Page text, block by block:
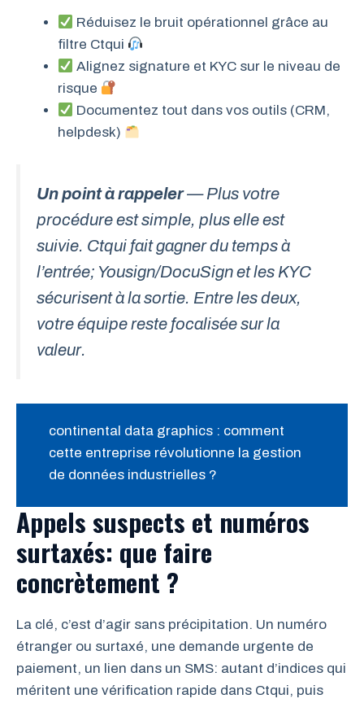
Réduisez le bruit opérationnel grâce au
filtre Ctqui
Alignez signature et KYC sur le niveau de
risque
Documentez tout dans vos outils (CRM,
helpdesk)
Un point à rappeler— Plus votre
procédure est simple, plus elle est
suivie. Ctqui fait gagner du temps à
l’entrée; Yousign/DocuSign et les KYC
sécurisent à la sortie. Entre les deux,
votre équipe reste focalisée sur la
valeur.
continental data graphics : comment
cette entreprise révolutionne la gestion
de données industrielles ?
Appels suspects et numéros
surtaxés: que faire
concrètement ?
La clé, c’est d’agir sans précipitation. Un numéro
étranger ou surtaxé, une demande urgente de
paiement, un lien dans un SMS: autant d’indices qui
méritent une vérification rapide dans Ctqui, puis